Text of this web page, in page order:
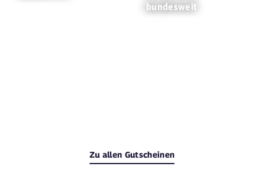
bundesweit
Zu allen Gutscheinen